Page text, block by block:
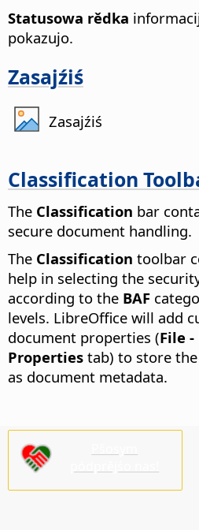
Statusowa rědka
pokazujo.
Zasajźiś
Zasajźiś
Classification
The Classification bar
secure document handling.
The Classification toolbar
help in selecting the
according to the BAF
levels. LibreOffice will add
document properties (File
Properties tab) to store
as document metadata.